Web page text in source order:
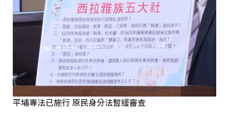
平埔專法已施行 原民身分法暫緩審查